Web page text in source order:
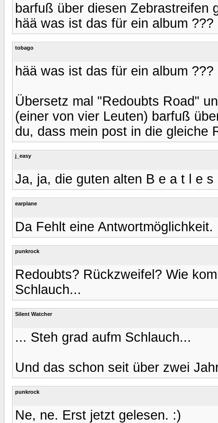
barfuß über diesen Zebrastreifen
hää was ist das für ein album
tobago
hää was ist das für ein album
Übersetz mal "Redoubts Road"
(einer von vier Leuten) barfuß
du, dass mein post in die gleiche
j_easy
Ja, ja, die guten alten B e a t l e s
earplane
Da Fehlt eine Antwortmöglichkeit.
punkrock
Redoubts? Rückzweifel? Wie
Schlauch...
Silent Watcher
... Steh grad aufm Schlauch...
Und das schon seit über zwei
punkrock
Ne, ne. Erst jetzt gelesen. :)